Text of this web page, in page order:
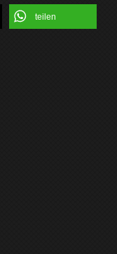
teilen